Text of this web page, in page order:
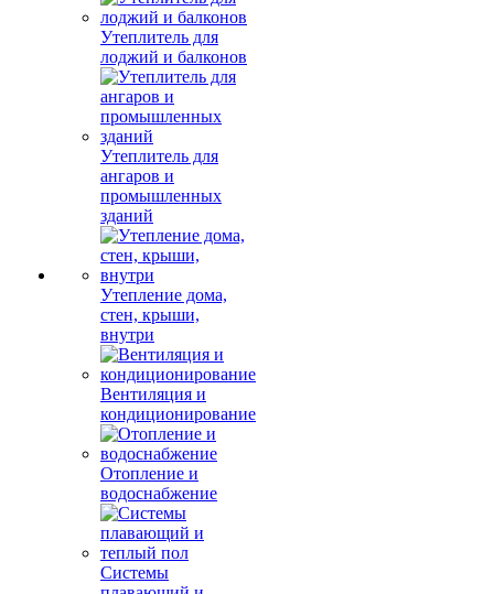
Утеплитель для
лоджий и балконов
Утеплитель для
ангаров и
промышленных
зданий
Утепление дома,
стен, крыши,
внутри
Вентиляция и
кондиционирование
Отопление и
водоснабжение
Системы